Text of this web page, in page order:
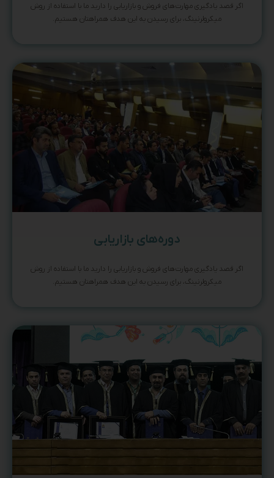
اگر قصد یادگیری مهارت‌های فروش و بازاریابی را دارید ما با استفاده از روش
میکرولرنینگ، برای رسیدن به این هدف همراهتان هستیم.
دوره‌های بازاریابی
اگر قصد یادگیری مهارت‌های فروش و بازاریابی را دارید ما با استفاده از روش
میکرولرنینگ، برای رسیدن به این هدف همراهتان هستیم.